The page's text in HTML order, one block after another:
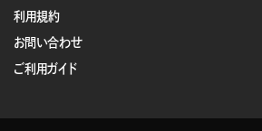
利用規約
お問い合わせ
ご利用ガイド